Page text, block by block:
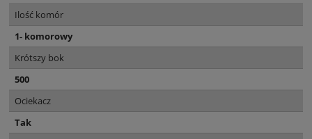
Ilość komór
1- komorowy
Krótszy bok
500
Ociekacz
Tak